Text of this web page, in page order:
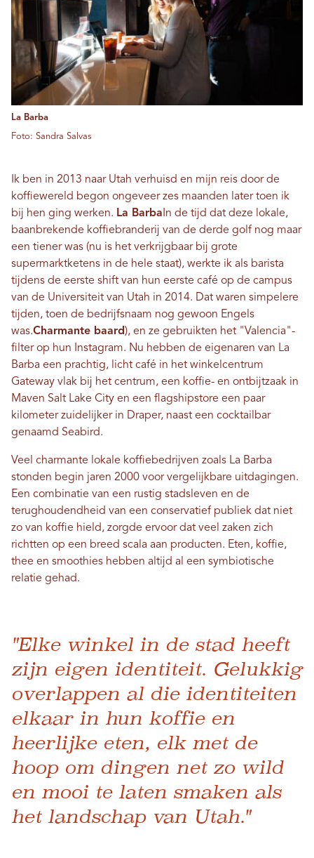
La Barba
Foto: Sandra Salvas
Ik ben in 2013 naar Utah verhuisd en mijn reis door de
koffiewereld begon ongeveer zes maanden later toen ik
bij hen ging werken. La BarbaIn de tijd dat deze lokale,
baanbrekende koffiebranderij van de derde golf nog maar
een tiener was (nu is het verkrijgbaar bij grote
supermarktketens in de hele staat), werkte ik als barista
tijdens de eerste shift van hun eerste café op de campus
van de Universiteit van Utah in 2014. Dat waren simpelere
tijden, toen de bedrijfsnaam nog gewoon Engels
was.Charmante baard), en ze gebruikten het "Valencia"-
filter op hun Instagram. Nu hebben de eigenaren van La
Barba een prachtig, licht café in het winkelcentrum
Gateway vlak bij het centrum, een koffie- en ontbijtzaak in
Maven Salt Lake City en een flagshipstore een paar
kilometer zuidelijker in Draper, naast een cocktailbar
genaamd Seabird.
Veel charmante lokale koffiebedrijven zoals La Barba
stonden begin jaren 2000 voor vergelijkbare uitdagingen.
Een combinatie van een rustig stadsleven en de
terughoudendheid van een conservatief publiek dat niet
zo van koffie hield, zorgde ervoor dat veel zaken zich
richtten op een breed scala aan producten. Eten, koffie,
thee en smoothies hebben altijd al een symbiotische
relatie gehad.
"Elke winkel in de stad heeft
zijn eigen identiteit. Gelukkig
overlappen al die identiteiten
elkaar in hun koffie en
heerlijke eten, elk met de
hoop om dingen net zo wild
en mooi te laten smaken als
het landschap van Utah."